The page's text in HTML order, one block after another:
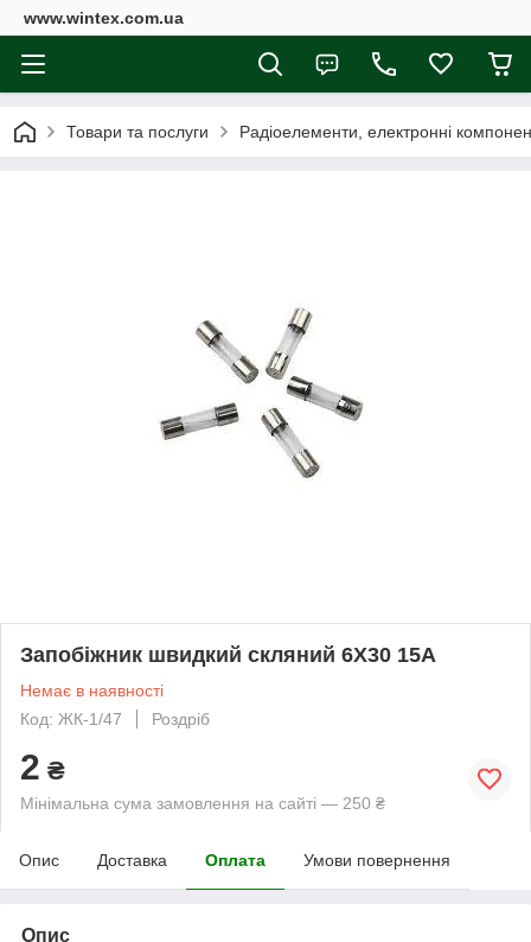
www.wintex.com.ua
Товари та послуги Радіоелементи, електронні
Запобіжник швидкий скляний 6X30 15A
Немає в наявності
Код: ЖК-1/47
Роздріб
2 ₴
Мінімальна сума замовлення на сайті — 250 ₴
Опис Доставка Оплата Умови повернення
Опис